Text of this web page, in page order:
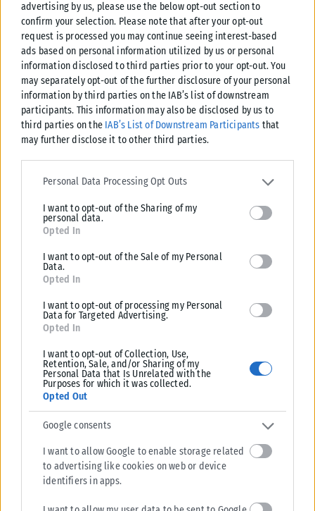
advertising by us, please use the below opt-out section to
confirm your selection. Please note that after your opt-out
request is processed you may continue seeing interest-based
ads based on personal information utilized by us or personal
information disclosed to third parties prior to your opt-out. You
may separately opt-out of the further disclosure of your personal
information by third parties on the IAB’s list of downstream
participants. This information may also be disclosed by us to
third parties on the IAB’s List of Downstream Participants that
may further disclose it to other third parties.
Please note that this website/app uses one or more Google
services and may gather and store information including but not
deny consent to Google and its third-party tags to use your data
for below specified purposes in below Google consent section.
Personal Data Processing Opt Outs
I want to opt-out of the Sharing of my
personal data.
Opted In
I want to opt-out of the Sale of my Personal
Data.
Opted In
I want to opt-out of processing my Personal
Data for Targeted Advertising.
Opted In
I want to opt-out of Collection, Use,
Retention, Sale, and/or Sharing of my
Personal Data that Is Unrelated with the
Purposes for which it was collected.
Opted Out
Google consents
I want to allow Google to enable storage related
to advertising like cookies on web or device
identifiers in apps.
ΑΝΑΡΤΉΘΗΚΕ ΑΠΌKARFITSANEWS 03/08/2026
ΕΛΛΆΔΑ
Υπουργείο Κλιματικής Κρίσης: Ενέργειες για την κρατική
αρωγή προς τους πυρόπληκτους
που επλήγησαν από τις πρόσφατες πυρκαγιές, με τις αρμόδιες αρχές...
ΑΝΑΡΤΉΘΗΚΕ ΑΠΌKARFITSANEWS